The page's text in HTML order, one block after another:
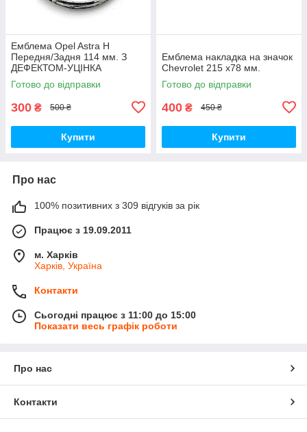
Емблема Opel Astra H
Передня/Задня 114 мм. З
ДЕФЕКТОМ-УЦІНКА
Готово до відправки
300 ₴ 500 ₴
Купити
Емблема накладка на значок
Chevrolet 215 х78 мм.
Готово до відправки
400 ₴ 450 ₴
Купити
Про нас
100% позитивних з 309 відгуків за рік
Працює з 19.09.2011
м. Харків
Харків, Україна
Контакти
Сьогодні працює з 11:00 до 15:00
Показати весь графік роботи
Про нас
Контакти